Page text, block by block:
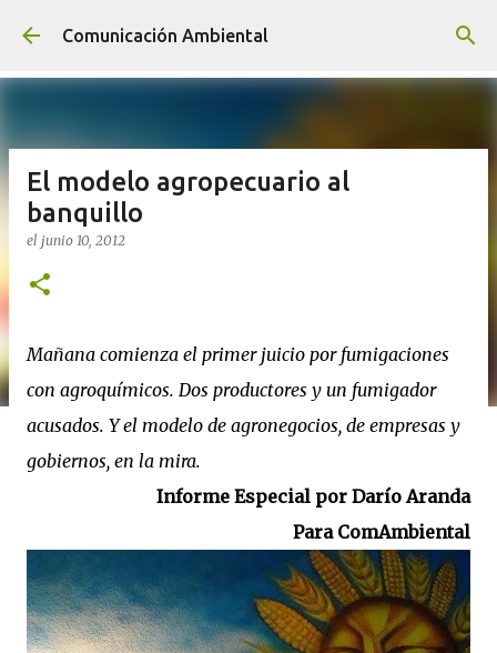
Ir al contenido principal
Comunicación Ambiental
El modelo agropecuario al
banquillo
el junio 10, 2012
Mañana comienza el primer juicio por fumigaciones
con agroquímicos. Dos productores y un fumigador
acusados. Y el modelo de agronegocios, de empresas y
gobiernos, en la mira.
Informe Especial por Darío Aranda
Para ComAmbiental